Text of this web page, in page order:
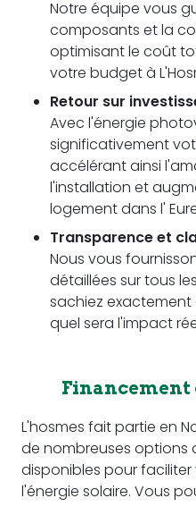
Notre équipe vous
composants et la
optimisant le coût
votre budget à
Retour sur
Avec l'énergie
significativement
accélérant ainsi
l'installation et
logement dans l'
Transparence et
Nous vous
détaillées sur tous
sachiez
quel sera l'impact
Financement
L'hosmes fait partie en
de nombreuses options
disponibles pour
l'énergie solaire. Vous